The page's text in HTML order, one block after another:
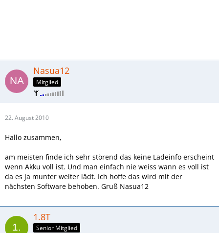
Nasua12
Mitglied
22. August 2010
Hallo zusammen,
am meisten finde ich sehr störend das keine Ladeinfo erscheint
wenn Akku voll ist. Und man einfach nie weiss wann es voll ist
da es ja munter weiter lädt. Ich hoffe das wird mit der
nächsten Software behoben. Gruß Nasua12
1.8T
Senior Mitglied